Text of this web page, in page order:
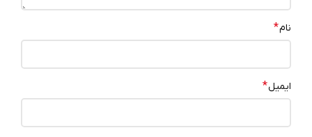
نام*
ایمیل*